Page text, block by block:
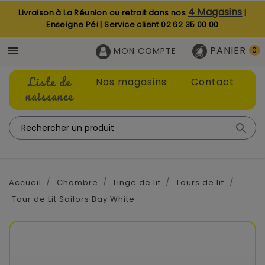
Livraison à La Réunion ou retrait dans nos 4 Magasins |
Enseigne Péi | Service client02 62 35 00 00
 PANIER 0
MON COMPTE
Liste de
naissance
Nos magasins Contact

Accueil Chambre Linge de lit
Tours de lit
Tour de Lit Sailors Bay White